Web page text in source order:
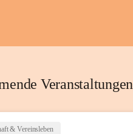
Veranstaltungen
& Vereinsleben